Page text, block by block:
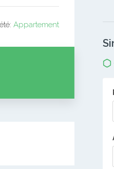
Appartement